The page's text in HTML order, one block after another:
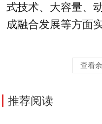
式技术、大容量、
成融合发展等方面
查看
推荐阅读